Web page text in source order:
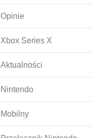
Opinie
Xbox Series X
Aktualności
Nintendo
Mobilny